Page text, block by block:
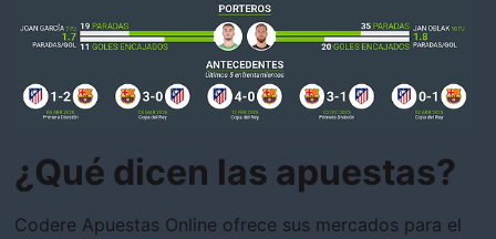
¿Qué dicen las apuestas?
Codere Apuestas Online ofrece sus mercados para el